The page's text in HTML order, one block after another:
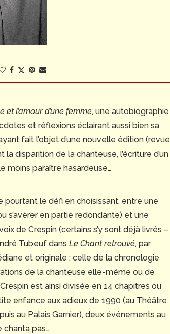
et l’amour d’une femme, une autobiographie
et réflexions éclairant aussi bien sa
fait l’objet d’une nouvelle édition (revue
disparition de la chanteuse, l’écriture d’un
moins paraître hasardeuse…
pourtant le défi en choisissant, entre une
s’avérer en partie redondante) et une
de Crespin (certains s’y sont déjà livrés –
Tubeuf dans Le Chant retrouvé, par
et originale : celle de la chronologie
de la chanteuse elle-même ou de
est ainsi divisée en 14 chapitres ou
enfance aux adieux de 1990 (au Théâtre
au Palais Garnier), deux événements au
chanta pas…